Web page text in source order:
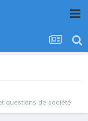
questions de société